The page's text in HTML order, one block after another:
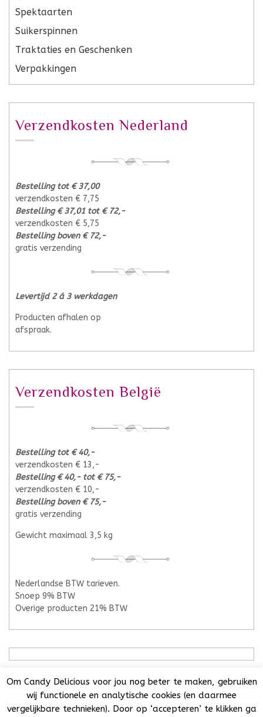
Spektaarten
Suikerspinnen
Traktaties en Geschenken
Verpakkingen
Verzendkosten Nederland
Bestelling tot € 37,00
verzendkosten € 7,75
Bestelling € 37,01 tot € 72,-
verzendkosten € 5,75
Bestelling boven € 72,-
gratis verzending
Levertijd 2 á 3 werkdagen
Producten afhalen op
afspraak.
Verzendkosten België
Bestelling tot € 40,-
verzendkosten € 13,-
Bestelling € 40,- tot € 75,-
verzendkosten € 10,-
Bestelling boven € 75,-
gratis verzending
Gewicht maximaal 3,5 kg
Nederlandse BTW tarieven.
Snoep 9% BTW
Overige producten 21% BTW
Candy Delicious 2018-2025© | All Rights Reserved. | KvK:
Om Candy Delicious voor jou nog beter te maken, gebruiken
wij functionele en analytische cookies (en daarmee
vergelijkbare technieken). Door op ‘accepteren’ te klikken ga